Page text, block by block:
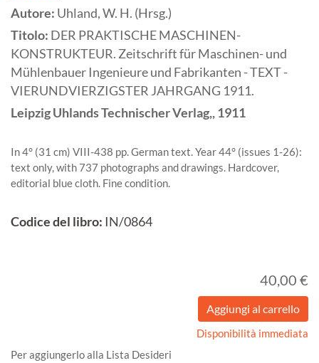
Autore: Uhland, W. H. (Hrsg.)
Titolo: DER PRAKTISCHE MASCHINEN-
KONSTRUKTEUR. Zeitschrift für Maschinen- und
Mühlenbauer Ingenieure und Fabrikanten - TEXT -
VIERUNDVIERZIGSTER JAHRGANG 1911.
LeipzigUhlands Technischer Verlag,,1911
In 4° (31 cm) VIII-438 pp. German text. Year 44° (issues 1-26):
text only, with 737 photographs and drawings. Hardcover,
editorial blue cloth. Fine condition.
Codice del libro: IN/0864
40,00 €
Disponibilità immediata
Per aggiungerlo alla Lista Desideri